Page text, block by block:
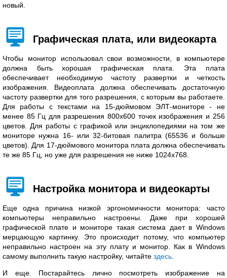
новый.
Графическая плата, или видеокарта
Чтобы монитор использовал свои возможности, в компьютере
должна быть хорошая графическая плата. Эта плата
обеспечивает необходимую частоту развертки и четкость
изображения. Видеоплата должна обеспечивать достаточную
частоту развертки для того разрешения, с которым вы работаете.
Для работы с текстами на 15-дюймовом ЭЛТ-мониторе - не
менее 85 Гц для разрешения 800х600 точек изображения и 256
цветов. Для работы с графикой или энциклопедиями на том же
мониторе нужна 16- или 32-битовая палитра (65536 и больше
цветов). Для 17-дюймового монитора плата должна обеспечивать
те же 85 Гц, но уже для разрешения не ниже 1024х768.
Настройка монитора и видеокарты
Еще одна причина низкой эргономичности монитора: часто
компьютеры неправильно настроены. Даже при хорошей
графической плате и мониторе такая система дает в Windоws
мерцающую картинку. Это происходит потому, что компьютер
неправильно настроен на эту плату и монитор. Как в Windоws
самому выполнить такую настройку, читайте здесь
И еще. Постарайтесь лично посмотреть изображение на